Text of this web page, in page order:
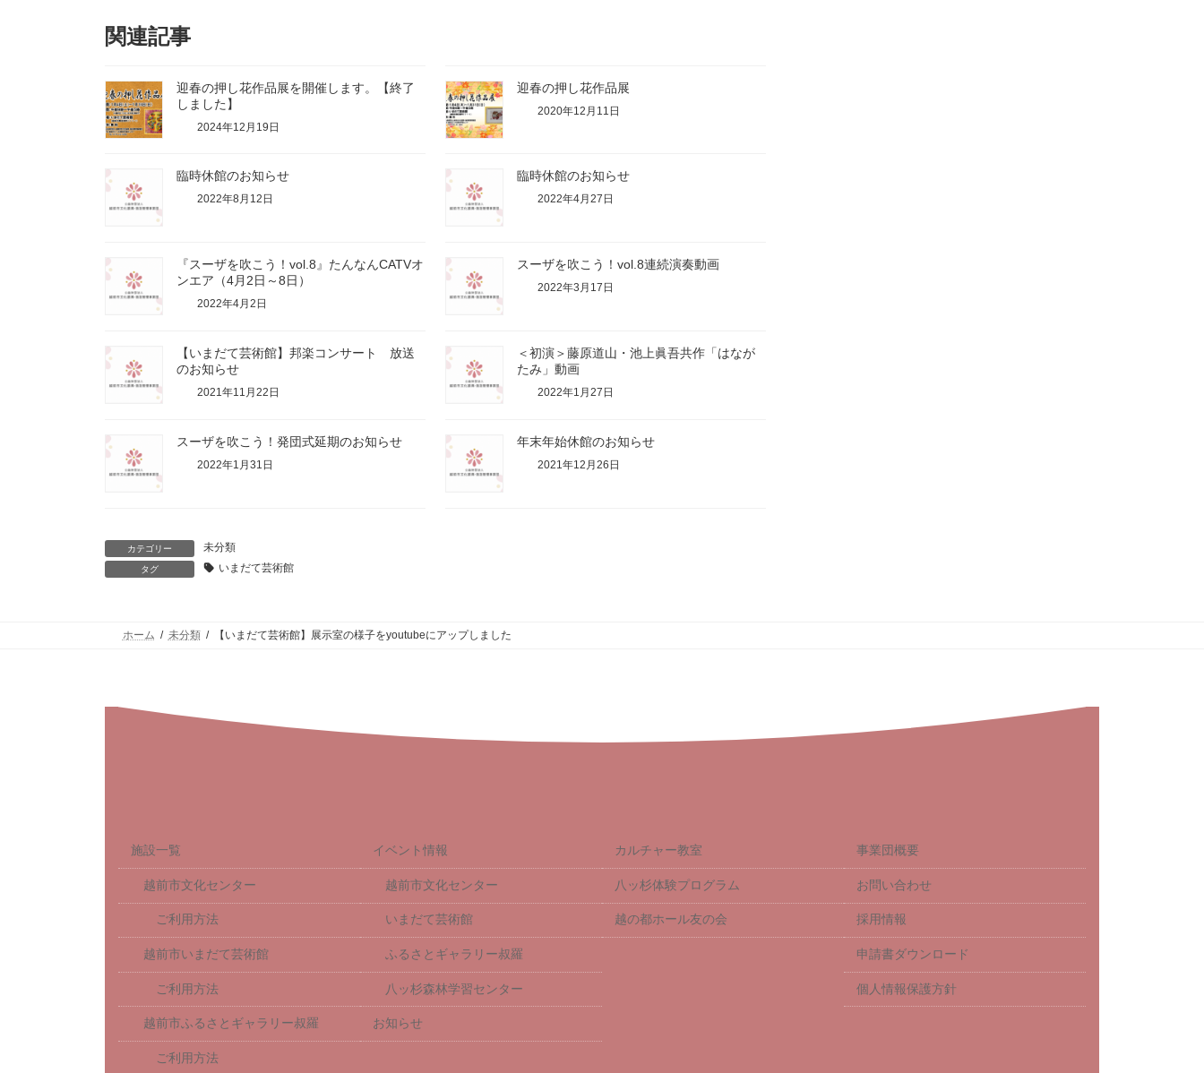
関連記事
迎春の押し花作品展を開催します。【終了
しました】
2024年12月19日
迎春の押し花作品展
2020年12月11日
臨時休館のお知らせ
2022年8月12日
臨時休館のお知らせ
2022年4月27日
『スーザを吹こう！vol.8』たんなんCATVオ
ンエア（4月2日～8日）
2022年4月2日
スーザを吹こう！vol.8連続演奏動画
2022年3月17日
【いまだて芸術館】邦楽コンサート 放送
のお知らせ
2021年11月22日
＜初演＞藤原道山・池上眞吾共作「はなが
たみ」動画
2022年1月27日
スーザを吹こう！発団式延期のお知らせ
2022年1月31日
年末年始休館のお知らせ
2021年12月26日
カテゴリー 未分類
タグ いまだて芸術館
ホーム 未分類 【いまだて芸術館】展示室の様子をyoutubeにアップしました
施設一覧
越前市文化センター
ご利用方法
越前市いまだて芸術館
ご利用方法
越前市ふるさとギャラリー叔羅
ご利用方法
イベント情報
越前市文化センター
いまだて芸術館
ふるさとギャラリー叔羅
八ッ杉森林学習センター
お知らせ
カルチャー教室
八ッ杉体験プログラム
越の都ホール友の会
事業団概要
お問い合わせ
採用情報
申請書ダウンロード
個人情報保護方針